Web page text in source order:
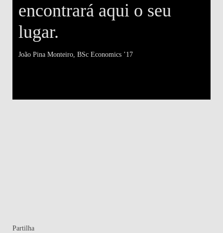
encontrará aqui o seu
lugar.
João Pina Monteiro, BSc Economics ’17
Partilha